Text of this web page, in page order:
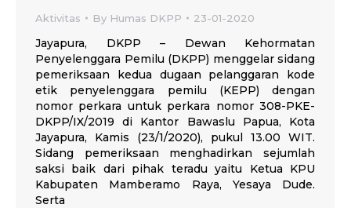
Aktivitas By Humas DKPP 23-01-2020
Jayapura, DKPP – Dewan Kehormatan
Penyelenggara Pemilu (DKPP) menggelar sidang
pemeriksaan kedua dugaan pelanggaran kode
etik penyelenggara pemilu (KEPP) dengan
nomor perkara untuk perkara nomor 308-PKE-
DKPP/IX/2019 di Kantor Bawaslu Papua, Kota
Jayapura, Kamis (23/1/2020), pukul 13.00 WIT.
Sidang pemeriksaan menghadirkan sejumlah
saksi baik dari pihak teradu yaitu Ketua KPU
Kabupaten Mamberamo Raya, Yesaya Dude.
Serta